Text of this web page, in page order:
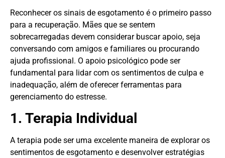
Reconhecer os sinais de esgotamento é o primeiro passo
para a recuperação. Mães que se sentem
sobrecarregadas devem considerar buscar apoio, seja
conversando com amigos e familiares ou procurando
ajuda profissional. O apoio psicológico pode ser
fundamental para lidar com os sentimentos de culpa e
inadequação, além de oferecer ferramentas para
gerenciamento do estresse.
1. Terapia Individual
A terapia pode ser uma excelente maneira de explorar os
sentimentos de esgotamento e desenvolver estratégias